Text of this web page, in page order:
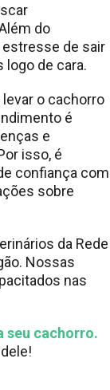
do
estresse de sair
logo de cara.
o cachorro
é
e
isso, é
confiança com
sobre
da Rede
Nossas
nas
seu cachorro.